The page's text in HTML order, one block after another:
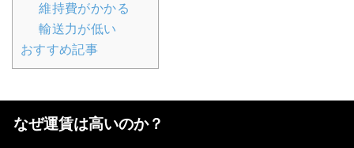
維持費がかかる
輸送力が低い
おすすめ記事
なぜ運賃は高いのか？